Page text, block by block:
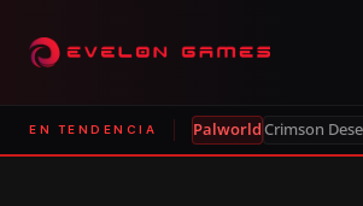
EN TENDENCIA PalworldCrimson